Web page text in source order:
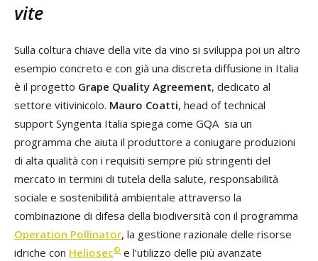
vite
Sulla coltura chiave della vite da vino si sviluppa poi un altro
esempio concreto e con già una discreta diffusione in Italia
è il progetto Grape Quality Agreement, dedicato al
settore vitivinicolo. Mauro Coatti, head of technical
support Syngenta Italia spiega come GQA sia un
programma che aiuta il produttore a coniugare produzioni
di alta qualità con i requisiti sempre più stringenti del
mercato in termini di tutela della salute, responsabilità
sociale e sostenibilità ambientale attraverso la
combinazione di difesa della biodiversità con il programma
Operation Pollinator, la gestione razionale delle risorse
idriche con Heliosec© e l’utilizzo delle più avanzate